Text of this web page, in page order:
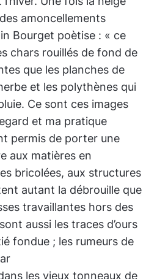
amoncellements
Bourget poètise : « ce
chars rouillés de fond de
que les planches de
et les polythènes qui
Ce sont ces images
et ma pratique
permis de porter une
aux matières en
bricolées, aux structures
autant la débrouille que
travaillantes hors des
aussi les traces d’ours
fondue ; les rumeurs de
les vieux tonneaux de